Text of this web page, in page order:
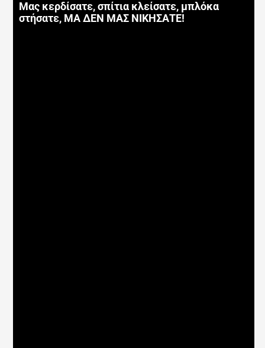
Μας κερδίσατε, σπίτια κλείσατε, μπλόκα
στήσατε, ΜΑ ΔΕΝ ΜΑΣ ΝΙΚΗΣΑΤΕ!